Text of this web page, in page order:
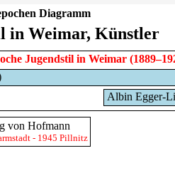
Diagramm
in Weimar, Künstler
Jugendstil in Weimar
Albin Egger-
von Hofmann
- 1945 Pillnitz